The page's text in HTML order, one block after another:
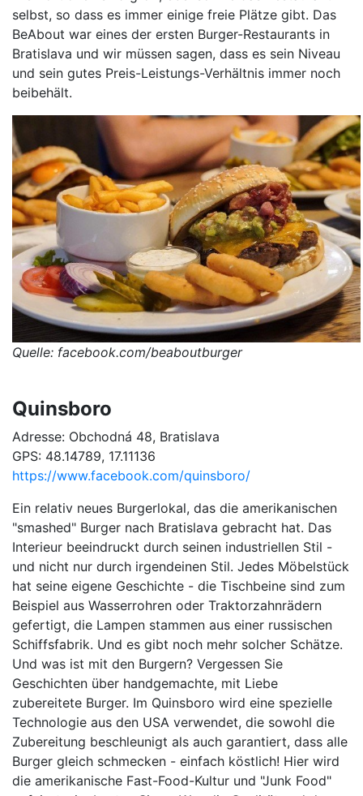
selbst, so dass es immer einige freie Plätze gibt. Das
BeAbout war eines der ersten Burger-Restaurants in
Bratislava und wir müssen sagen, dass es sein Niveau
und sein gutes Preis-Leistungs-Verhältnis immer noch
beibehält.
Quelle: facebook.com/beaboutburger
Quinsboro
Adresse: Obchodná 48, Bratislava
GPS: 48.14789, 17.11136
https://www.facebook.com/quinsboro/
Ein relativ neues Burgerlokal, das die amerikanischen
"smashed" Burger nach Bratislava gebracht hat. Das
Interieur beeindruckt durch seinen industriellen Stil -
und nicht nur durch irgendeinen Stil. Jedes Möbelstück
hat seine eigene Geschichte - die Tischbeine sind zum
Beispiel aus Wasserrohren oder Traktorzahnrädern
gefertigt, die Lampen stammen aus einer russischen
Schiffsfabrik. Und es gibt noch mehr solcher Schätze.
Und was ist mit den Burgern? Vergessen Sie
Geschichten über handgemachte, mit Liebe
zubereitete Burger. Im Quinsboro wird eine spezielle
Technologie aus den USA verwendet, die sowohl die
Zubereitung beschleunigt als auch garantiert, dass alle
Burger gleich schmecken - einfach köstlich! Hier wird
die amerikanische Fast-Food-Kultur und "Junk Food"